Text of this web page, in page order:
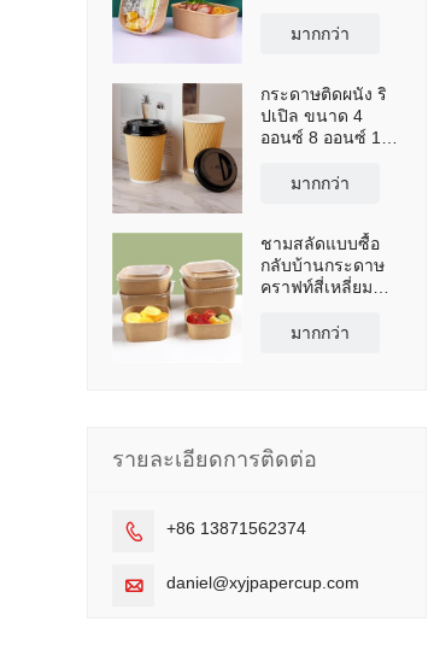
คราฟท์ พีแอลเอ
มากกว่า
กระดาษติดผนัง ริ
ปเปิล ขนาด 4
ออนซ์ 8 ออนซ์ 10
ออนซ์ แก้วกาแฟ
มากกว่า
ชามสลัดแบบซื้อ
กลับบ้านกระดาษ
คราฟท์สี่เหลี่ยม
มากกว่า
รายละเอียดการติดต่อ
 +86 13871562374
 daniel@xyjpapercup.com